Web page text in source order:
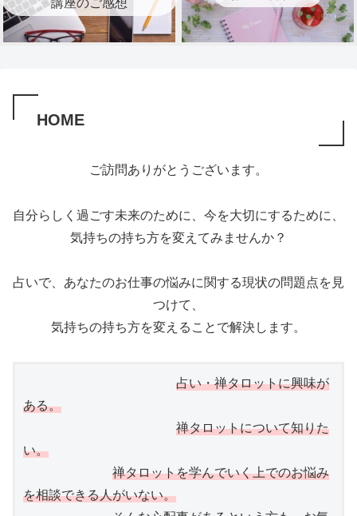
HOME
ご訪問ありがとうございます。
自分らしく過ごす未来のために、今を大切にするために、
気持ちの持ち方を変えてみませんか？
占いで、あなたのお仕事の悩みに関する現状の問題点を見
つけて、
気持ちの持ち方を変えることで解決します。
占い・禅タロットに興味が
ある。
禅タロットについて知りた
い。
禅タロットを学んでいく上でのお悩み